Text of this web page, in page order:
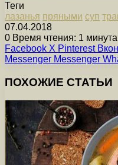
Теги
лазанья пряными суп
07.04.2018
0 Время чтения: 1 минута
Facebook X Pinterest
Messenger Messenger
ПОХОЖИЕ СТАТЬИ